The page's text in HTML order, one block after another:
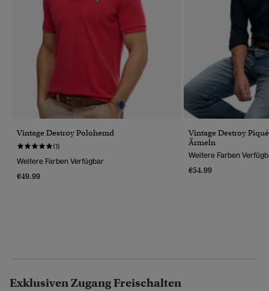
Vintage Destroy Polohemd
(1)
Weitere Farben Verfügbar
€49.99
Vintage Destroy
Ärmeln
Weitere Farben
€54.99
Exklusiven Zugang Freischalten